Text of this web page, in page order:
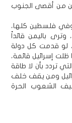
من أقصى الجنوب
فلسطين كلها،
وترى باليمن قائداً
لو قدمت كل دولة
إسرائيل قائمة،
تردد بأن لا طاقة
ومن يقف خلف
الشعوب الحرة